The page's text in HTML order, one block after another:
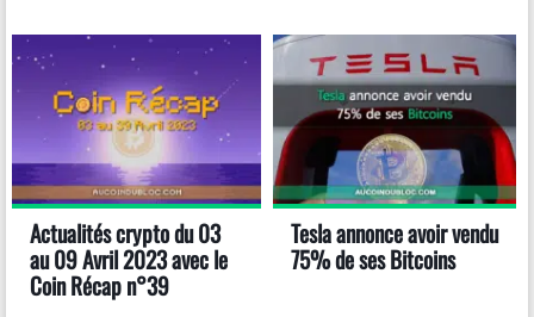
Actualités crypto du 03
au 09 Avril 2023 avec le
Coin Récap n°39
Tesla annonce avoir vendu
75% de ses Bitcoins